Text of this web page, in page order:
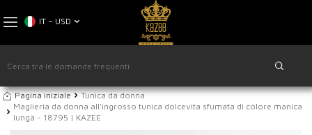
IT − USD
Pagina iniziale
Tunica da donna
Maglieria da donna all'ingrosso tunica dolcevita sfumata di colore manica
lunga - 18795 | KAZEE